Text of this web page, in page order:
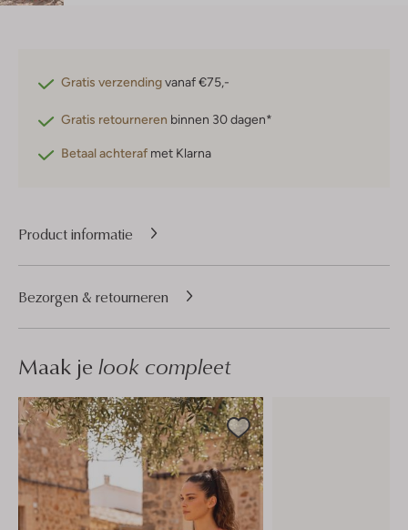
Gratis verzendingvanaf €75,-
Gratis retourneren binnen 30 dagen*
Betaal achteraf met Klarna
Product informatie
Bezorgen & retourneren
Maak je look compleet